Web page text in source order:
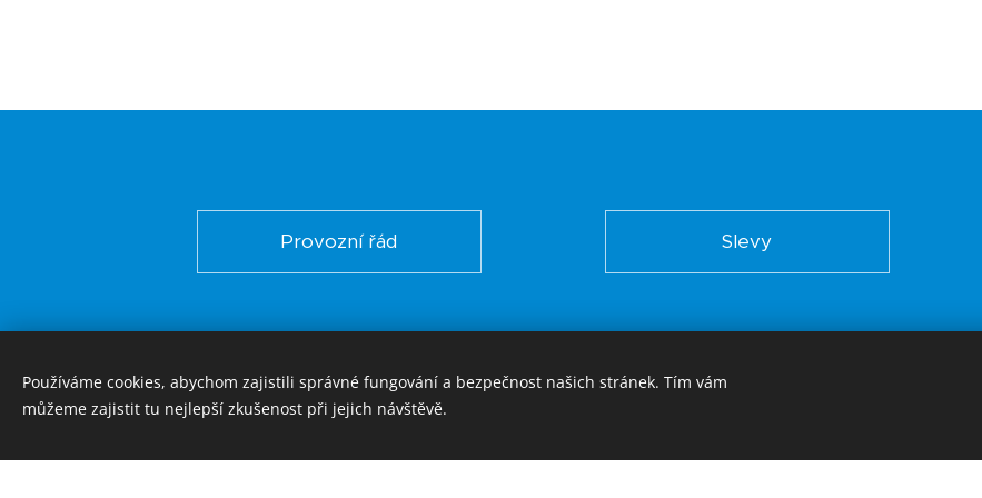
Provozní řád Slevy
Systém náhradních hodin
Používáme cookies, abychom zajistili správné fungování a bezpečnost našich stránek. Tím vám
můžeme zajistit tu nejlepší zkušenost při jejich návštěvě.